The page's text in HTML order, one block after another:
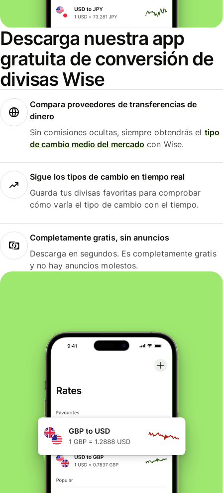
Descarga nuestra app
gratuita de conversión de
divisas Wise
Compara proveedores de transferencias de
dinero
Sin comisiones ocultas, siempre obtendrás el tipo
de cambio medio del mercado con Wise.
Sigue los tipos de cambio en tiempo real
Guarda tus divisas favoritas para comprobar
cómo varía el tipo de cambio con el tiempo.
Completamente gratis, sin anuncios
Descarga en segundos. Es completamente gratis
y no hay anuncios molestos.